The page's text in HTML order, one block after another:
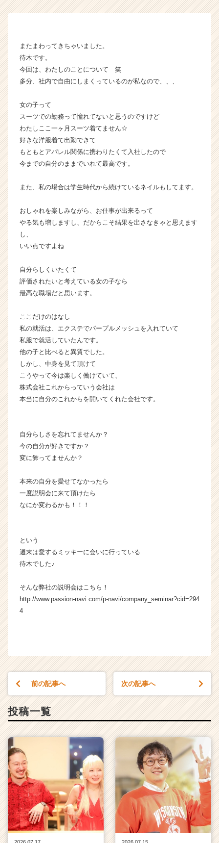
ら
ウ
が
く
サ
イ
ト
チ
キ
リ
（C
h
r
e
またまわってきちゃいました。
待木です。
今回は、わたしのことについて 笑
多分、社内で自由にしまくっているのが私なので、、、
女の子って
スーツでの勤務って憧れてないと思うのですけど
わたしここ一ヶ月スーツ着てません☆
好きな洋服着て出勤できて
もともとアパレル関係に携わりたくて入社したので
今までの自分のままでいれて最高です。
また、私の場合は学生時代から続けているネイルもしてます。
おしゃれを楽しみながら、お仕事が出来るって
やる気も増しますし、だからこそ結果を出さなきゃと思えます
し、
いい点ですよね
自分らしくいたくて
評価されたいと考えている女の子なら
最高な職場だと思います。
ここだけのはなし
私の就活は、エクステでパープルメッシュを入れていて
私服で就活していたんです。
他の子と比べると異質でした。
しかし、中身を見て頂けて
こうやって今は楽しく働けていて、
株式会社これからっていう会社は
本当に自分のこれからを開いてくれた会社です。
自分らしさを忘れてませんか？
今の自分が好きですか？
変に飾ってませんか？
本来の自分を愛せてなかったら
一度説明会に来て頂けたら
なにか変わるかも！！！
という
週末は愛するミッキーに会いに行っている
待木でした♪
そんな弊社の説明会はこちら！
http://www.passion-navi.com/p-navi/company_seminar?cid=294
4
前の記事へ 次の記事へ
投稿一覧